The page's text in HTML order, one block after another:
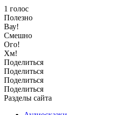
1 голос
Полезно
Вау!
Смешно
Ого!
Хм!
Поделиться
Поделиться
Поделиться
Поделиться
Разделы сайта